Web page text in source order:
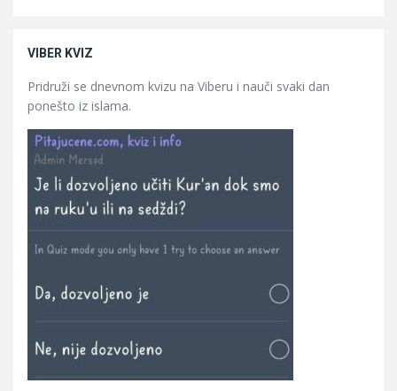
VIBER KVIZ
Pridruži se dnevnom kvizu na Viberu i nauči svaki dan
ponešto iz islama.